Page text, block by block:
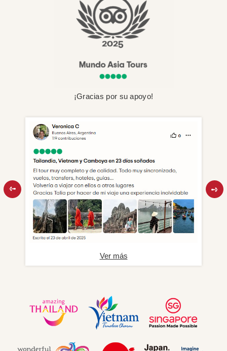
¡Gracias por su apoyo!
Ver más